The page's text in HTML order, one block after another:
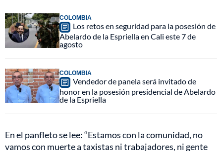
COLOMBIA
Los retos en seguridad para la posesión de
Abelardo de la Espriella en Cali este 7 de
agosto
COLOMBIA
Vendedor de panela será invitado de
honor en la posesión presidencial de Abelardo
de la Espriella
En el panfleto se lee: “Estamos con la comunidad, no
vamos con muerte a taxistas ni trabajadores, ni gente